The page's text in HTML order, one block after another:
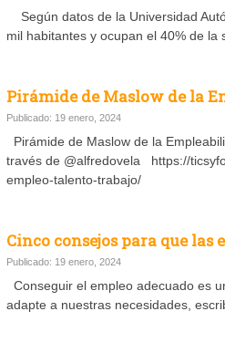
Según datos de la Universidad
mil habitantes y ocupan el 40% de la
Pirámide de Maslow de la
Publicado: 19 enero, 2024
Pirámide de Maslow de la
través de @alfredovela https://
empleo-talento-trabajo/
Cinco consejos para que las
Publicado: 19 enero, 2024
Conseguir el empleo adecuado es
adapte a nuestras necesidades,